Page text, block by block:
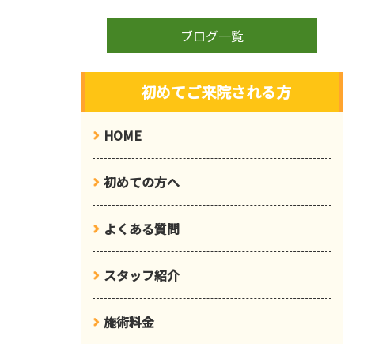
ブログ一覧
初めてご来院される方
HOME
初めての方へ
よくある質問
スタッフ紹介
施術料金